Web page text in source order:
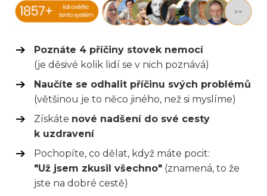
Poznáte 4 příčiny stovek nemocí
(je děsivé kolik lidí se v nich poznává)
Naučíte se odhalit příčinu svých problémů
(většinou je to něco jiného, než si myslíme)
Získáte nové nadšení do své cesty
k uzdravení
Pochopíte, co dělat, když máte pocit:
"Už jsem zkusil všechno" (znamená, to že
jste na dobré cestě)